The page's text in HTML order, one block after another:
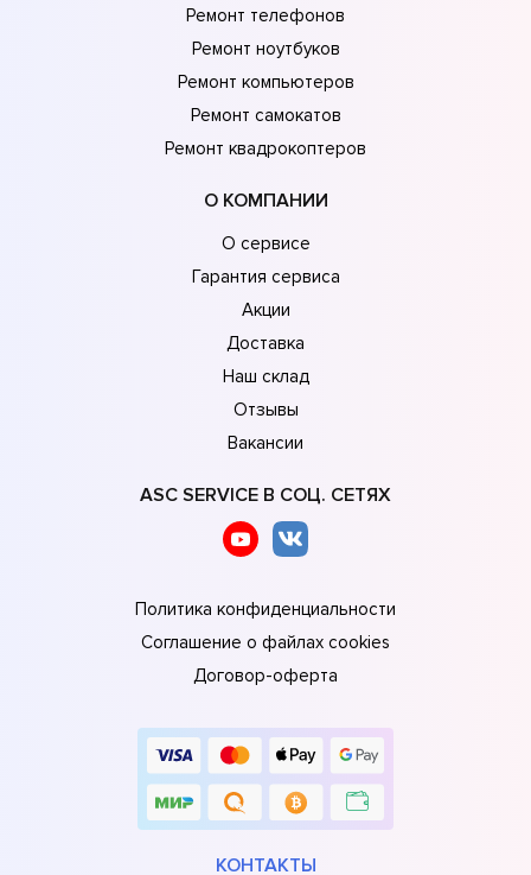
Ремонт телефонов
Ремонт ноутбуков
Ремонт компьютеров
Ремонт самокатов
Ремонт квадрокоптеров
О КОМПАНИИ
О сервисе
Гарантия сервиса
Акции
Доставка
Наш склад
Отзывы
Вакансии
ASC SERVICE В СОЦ. СЕТЯХ
Политика конфиденциальности
Соглашение о файлах cookies
Договор-оферта
КОНТАКТЫ